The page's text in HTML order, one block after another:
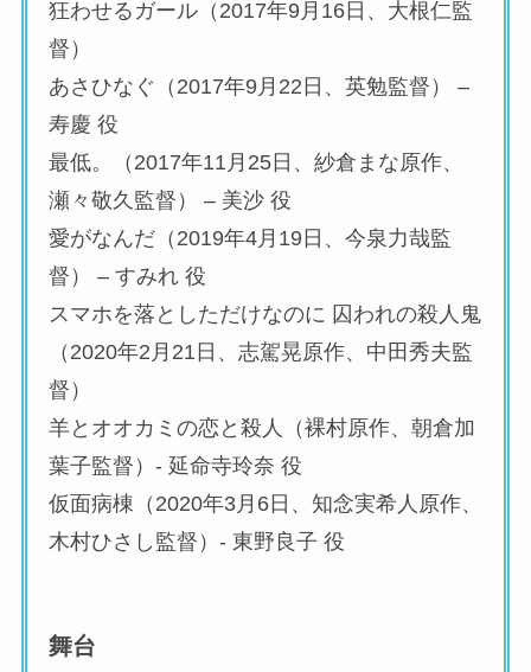
狂わせるガール（2017年9月16日、大根仁監
督）
あさひなぐ（2017年9月22日、英勉監督） –
寿慶 役
最低。（2017年11月25日、紗倉まな原作、
瀬々敬久監督） – 美沙 役
愛がなんだ（2019年4月19日、今泉力哉監
督） – すみれ 役
スマホを落としただけなのに 囚われの殺人鬼
（2020年2月21日、志駕晃原作、中田秀夫監
督）
羊とオオカミの恋と殺人（裸村原作、朝倉加
葉子監督）- 延命寺玲奈 役
仮面病棟（2020年3月6日、知念実希人原作、
木村ひさし監督）- 東野良子 役
舞台